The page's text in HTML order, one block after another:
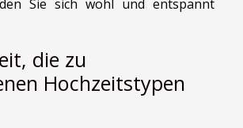
Sie sich wohl und entspannt
die zu
Hochzeitstypen